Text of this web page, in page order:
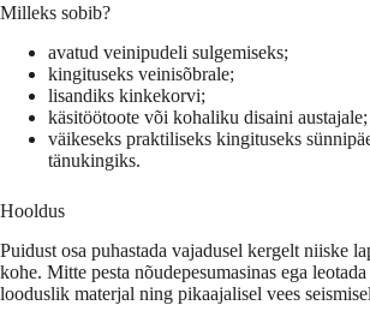
Milleks sobib?
avatud veinipudeli sulgemiseks;
kingituseks veinisõbrale;
lisandiks kinkekorvi;
käsitöötoote või kohaliku disaini austajale;
väikeseks praktiliseks kingituseks
tänukingiks.
Hooldus
Puidust osa puhastada vajadusel kergelt niiske
kohe. Mitte pesta nõudepesumasinas ega
looduslik materjal ning pikaajalisel vees